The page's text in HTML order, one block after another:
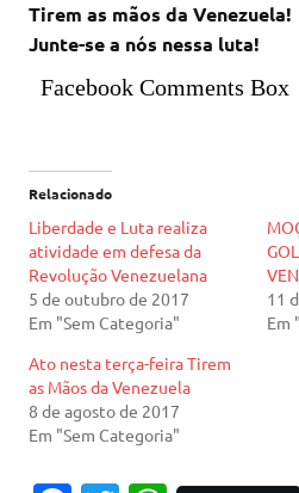
Tirem as mãos da Venezuela!
Junte-se a nós nessa luta!
Facebook Comments Box
Relacionado
Liberdade e Luta realiza
atividade em defesa da
Revolução Venezuelana
5 de outubro de 2017
Em "Sem Categoria"
11
Em
Ato nesta terça-feira Tirem
as Mãos da Venezuela
8 de agosto de 2017
Em "Sem Categoria"